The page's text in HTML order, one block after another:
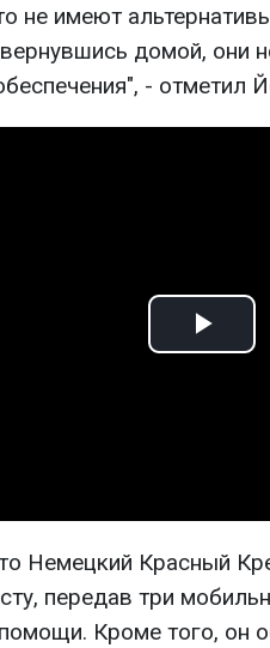
не имеют
домой, они
- отметил
Play
Немецкий Красный
передав три
Кроме того, он